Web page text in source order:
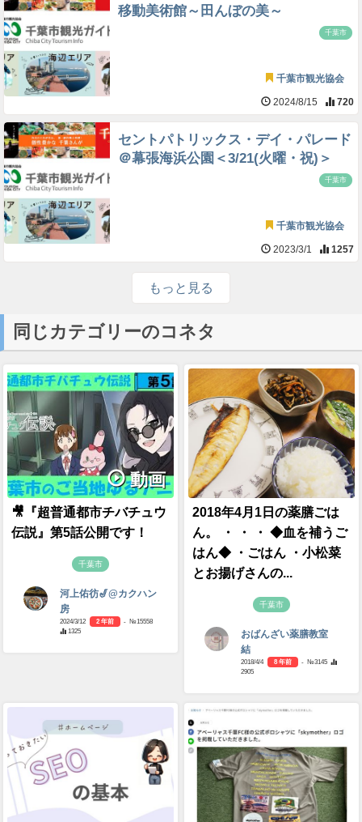
移動美術館～田んぼの美～
千葉市
千葉市観光協会
2024/8/15 720
セントパトリックス・デイ・パレード
＠幕張海浜公園＜3/21(火曜・祝)＞
千葉市
千葉市観光協会
2023/3/1 1257
もっと見る
同じカテゴリーのコネタ
動画
🎥『超普通都市チバチュウ
伝説』第5話公開です！
千葉市
河上佑彷🎷@カクハン
房
2024/3/12 2 年前
- №15558
1325
2018年4月1日の薬膳ごは
ん。 ・ ・ ・ ◆血を補うご
はん◆ ・ごはん ・小松菜
とお揚げさんの...
千葉市
おばんざい薬膳教室
結
2018/4/4 8 年前
- №3145
2905